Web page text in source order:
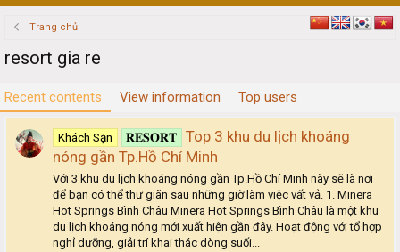
Trang chủ
resort gia re
Recent contents View information Top users
Khách Sạn 𝐑𝐄𝐒𝐎𝐑𝐓
Top 3 khu du lịch khoáng
nóng gần Tp.Hồ Chí Minh
Với 3 khu du lịch khoáng nóng gần Tp.Hồ Chí Minh này sẽ là nơi
để bạn có thể thư giãn sau những giờ làm việc vất vả. 1. Minera
Hot Springs Bình Châu Minera Hot Springs Bình Châu là một khu
du lịch khoáng nóng mới xuất hiện gần đây. Hoạt động với tổ hợp
nghỉ dưỡng, giải trí khai thác dòng suối...